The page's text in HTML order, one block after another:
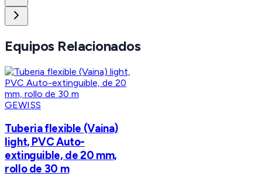
Equipos Relacionados
GEWISS
Tuberia flexible (Vaina)
light, PVC Auto-
extinguible, de 20 mm,
rollo de 30 m